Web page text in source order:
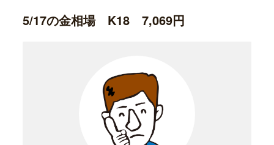
5/17の金相場 K18 7,069円